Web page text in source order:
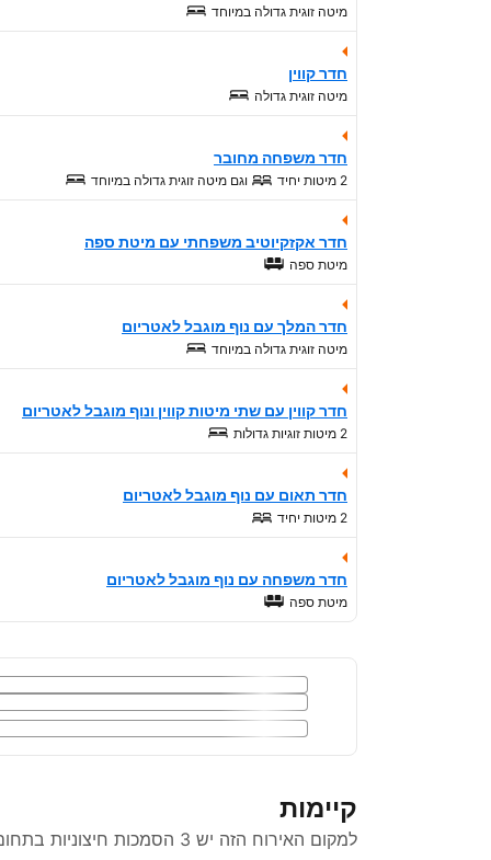
מיטה זוגית גדולה במיוחד
חדר קווין
מיטה זוגית גדולה
חדר משפחה מחובר
2 מיטות יחיד וגם מיטה זוגית גדולה במיוחד
חדר אקזקיוטיב משפחתי עם מיטת ספה
מיטת ספה
חדר המלך עם נוף מוגבל לאטריום
מיטה זוגית גדולה במיוחד
חדר קווין עם שתי מיטות קווין ונוף מוגבל לאטריום
2 מיטות זוגיות גדולות
חדר תאום עם נוף מוגבל לאטריום
2 מיטות יחיד
חדר משפחה עם נוף מוגבל לאטריום
מיטת ספה
קיימות
למקום האירוח הזה יש 3 הסמכות חיצוניות בתחום הקיימות.